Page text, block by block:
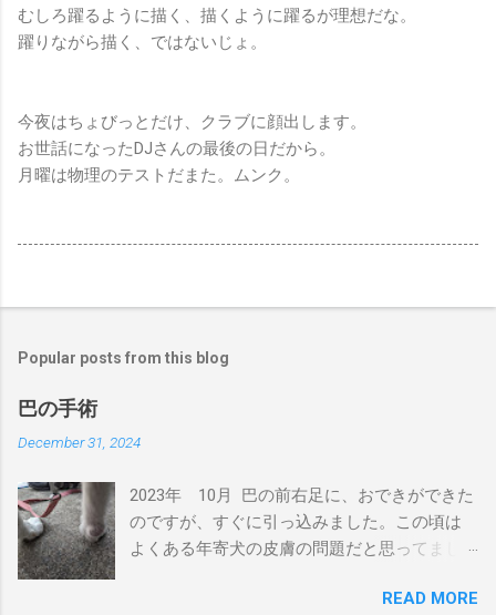
むしろ躍るように描く、描くように躍るが理想だな。
躍りながら描く、ではないじょ。
今夜はちょびっとだけ、クラブに顔出します。
お世話になったDJさんの最後の日だから。
月曜は物理のテストだまた。ムンク。
Popular posts from this blog
巴の手術
December 31, 2024
2023年 10月 巴の前右足に、おできができた
のですが、すぐに引っ込みました。この頃は
よくある年寄犬の皮膚の問題だと思ってまし
ができました。丁度、狂犬病注射の時期だっ
READ MORE